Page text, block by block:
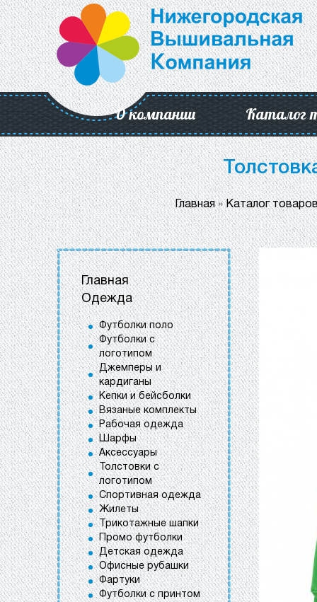
О компании Каталог
Главная»Каталог
Главная
Одежда
Футболки поло
Футболки с
логотипом
Джемперы и
кардиганы
Кепки и бейсболки
Вязаные комплекты
Рабочая одежда
Шарфы
Аксессуары
Толстовки с
логотипом
Спортивная одежда
Жилеты
Трикотажные шапки
Промо футболки
Детская одежда
Офисные рубашки
Фартуки
Футболки с принтом